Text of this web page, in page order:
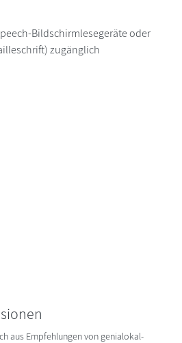
Bildschirmlesegeräte oder
zugänglich
aus Empfehlungen von genialokal-